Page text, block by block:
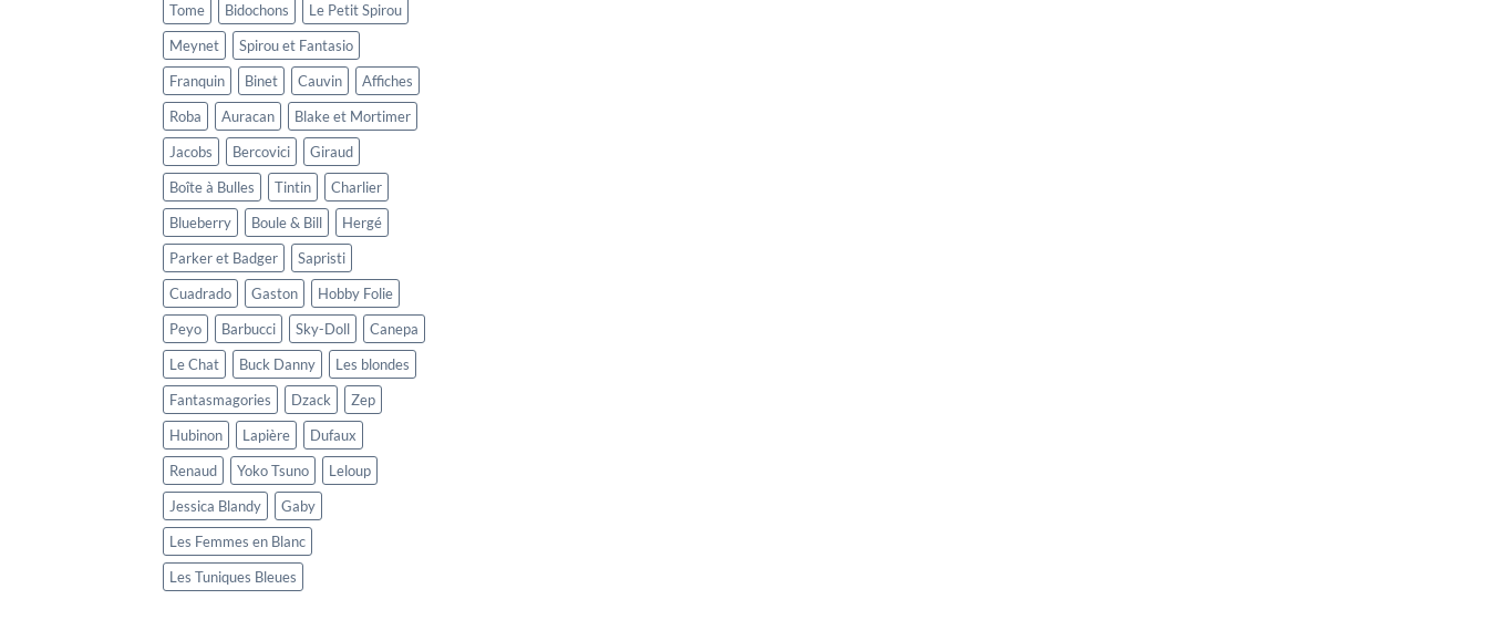
Tome
Bidochons
Le Petit Spirou
Meynet
Spirou et Fantasio
Franquin
Binet Cauvin
Affiches
Roba
Auracan
Blake et Mortimer
Jacobs
Bercovici
Giraud
Boîte à Bulles
Tintin
Charlier
Blueberry
Boule & Bill
Hergé
Parker et Badger
Sapristi
Cuadrado
Gaston
Hobby Folie
Peyo
Barbucci Sky-Doll
Canepa
Le Chat
Buck Danny
Les blondes
Fantasmagories
Dzack
Zep
Hubinon
Lapière
Dufaux
Renaud
Yoko Tsuno
Leloup
Jessica Blandy
Gaby
Les Femmes en Blanc
Les Tuniques Bleues